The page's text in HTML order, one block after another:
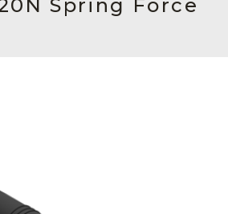
Spring Force